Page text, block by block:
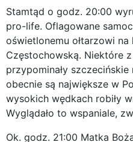
Stamtąd o godz. 20:00
pro-life. Oflagowane
oświetlonemu ołtarzowi na
Częstochowską. Niektóre
przypominały
obecnie są największe w
wysokich wędkach robiły
Wyglądało to wspaniale,
Ok. godz. 21:00 Matka